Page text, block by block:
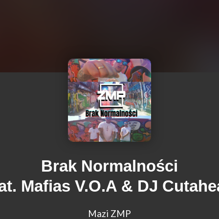
Brak Normalności
Mafias V.O.A & DJ
Mazi ZMP